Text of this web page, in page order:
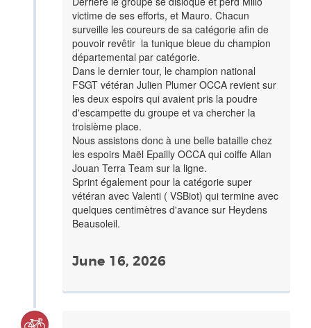
victime de ses efforts, et Mauro. Chacun
surveille les coureurs de sa catégorie afin de
pouvoir revêtir la tunique bleue du champion
départemental par catégorie.
Dans le dernier tour, le champion national
FSGT vétéran Julien Plumer OCCA revient sur
les deux espoirs qui avaient pris la poudre
d'escampette du groupe et va chercher la
troisième place.
Nous assistons donc à une belle bataille chez
les espoirs Maël Epailly OCCA qui coiffe Allan
Jouan Terra Team sur la ligne.
Sprint également pour la catégorie super
vétéran avec Valenti ( VSBiot) qui termine avec
quelques centimètres d'avance sur Heydens
Beausoleil.
June 16, 2026